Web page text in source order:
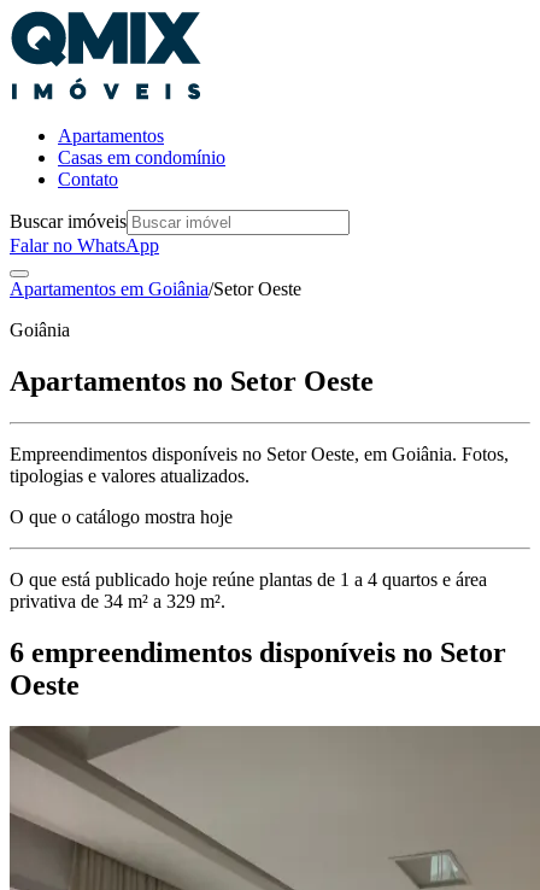
Apartamentos
Casas em condomínio
Contato
Buscar imóveis
Falar no WhatsApp
Apartamentos em Goiânia/Setor Oeste
Goiânia
Apartamentos no Setor Oeste
Empreendimentos disponíveis no Setor Oeste, em Goiânia. Fotos,
tipologias e valores atualizados.
O que o catálogo mostra hoje
O que está publicado hoje reúne plantas de 1 a 4 quartos e área
privativa de 34 m² a 329 m².
6 empreendimentos disponíveis no Setor
Oeste